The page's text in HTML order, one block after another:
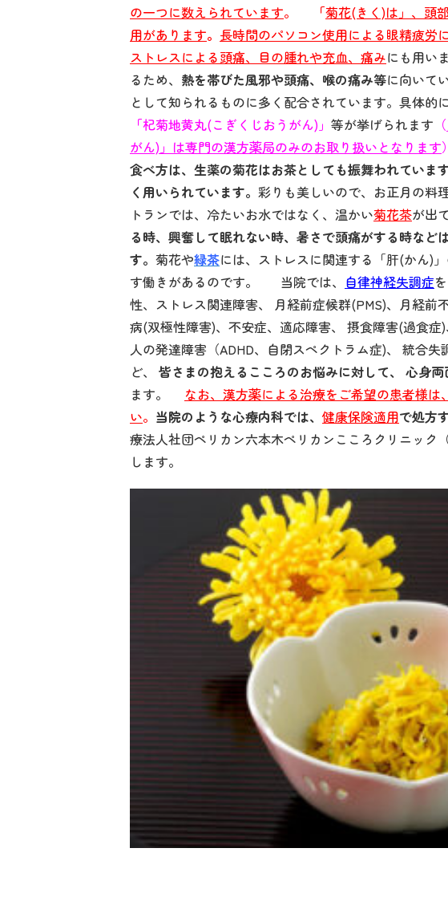
の一つに数えられています。 「菊花(きく)は」、頭
用があります。 長時間のパソコン使用による眼精疲労
ストレスによる頭痛、目の腫れや充血、痛みにも用い
るため、 熱を帯びた風邪や頭痛、喉の痛み等に向いて
として知られるものに多く配合されています。具体的に
「杞菊地黄丸(こぎくじおうがん)」 等が挙げられます （
がん)」は専門の漢方薬局のみのお取り扱いとなります）
食べ方は、生薬の菊花はお茶としても振舞われています
く用いられています。 彩りも美しいので、お正月の料
トランでは、冷たいお水ではなく、温かい菊花茶が出
る時、興奮して眠れない時、暑さで頭痛がする時などは
す。 菊花や緑茶には、ストレスに関連する「肝(かん)
す働きがあるのです。 当院では、 自律神経失調症
性、ストレス関連障害、 月経前症候群(PMS)、月経前
病(双極性障害)、不安症、適応障害、 摂食障害(過食
人の発達障害（ADHD、自閉スペクトラム症)、 統合
ど、 皆さまの抱えるこころのお悩みに対して、 心身両
ます。
なお、漢方薬による治療をご希望の患者様
い。 当院のような心療内科では、健康保険適用で処方
療法人社団ペリカン六本木ペリカンこころクリニック
します。